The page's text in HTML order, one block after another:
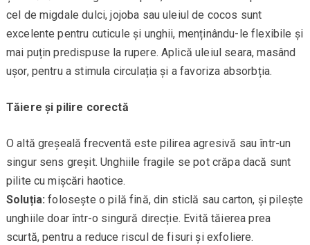
cel de migdale dulci, jojoba sau uleiul de cocos sunt
excelente pentru cuticule și unghii, menținându-le flexibile și
mai puțin predispuse la rupere. Aplică uleiul seara, masând
ușor, pentru a stimula circulația și a favoriza absorbția.
Tăiere și pilire corectă
O altă greșeală frecventă este pilirea agresivă sau într-un
singur sens greșit. Unghiile fragile se pot crăpa dacă sunt
pilite cu mișcări haotice.
Soluția: folosește o pilă fină, din sticlă sau carton, și pilește
unghiile doar într-o singură direcție. Evită tăierea prea
scurtă, pentru a reduce riscul de fisuri și exfoliere.